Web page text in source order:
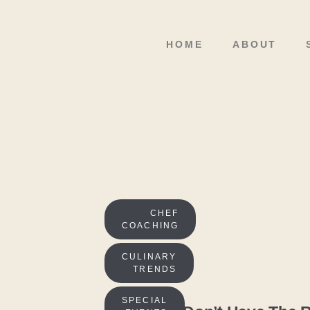
HOME ABOUT
CHEF
COACHING
CULINARY
TRENDS
SPECIAL